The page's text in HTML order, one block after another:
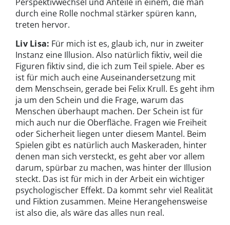
durch eine Rolle nochmal stärker spüren kann,
treten hervor.
Liv Lisa: Für mich ist es, glaub ich, nur in zweiter
Instanz eine Illusion. Also natürlich fiktiv, weil die
Figuren fiktiv sind, die ich zum Teil spiele. Aber es
ist für mich auch eine Auseinandersetzung mit
dem Menschsein, gerade bei Felix Krull. Es geht ihm
ja um den Schein und die Frage, warum das
Menschen überhaupt machen. Der Schein ist für
mich auch nur die Oberfläche. Fragen wie Freiheit
oder Sicherheit liegen unter diesem Mantel. Beim
Spielen gibt es natürlich auch Maskeraden, hinter
denen man sich versteckt, es geht aber vor allem
darum, spürbar zu machen, was hinter der Illusion
steckt. Das ist für mich in der Arbeit ein wichtiger
psychologischer Effekt. Da kommt sehr viel Realität
und Fiktion zusammen. Meine Herangehensweise
ist also die, als wäre das alles nun real.